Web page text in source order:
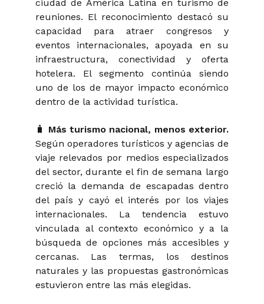
ciudad de América Latina en turismo de
reuniones. El reconocimiento destacó su
capacidad para atraer congresos y
eventos internacionales, apoyada en su
infraestructura, conectividad y oferta
hotelera. El segmento continúa siendo
uno de los de mayor impacto económico
dentro de la actividad turística.
🧳 Más turismo nacional, menos exterior.
Según operadores turísticos y agencias de
viaje relevados por medios especializados
del sector, durante el fin de semana largo
creció la demanda de escapadas dentro
del país y cayó el interés por los viajes
internacionales. La tendencia estuvo
vinculada al contexto económico y a la
búsqueda de opciones más accesibles y
cercanas. Las termas, los destinos
naturales y las propuestas gastronómicas
estuvieron entre las más elegidas.